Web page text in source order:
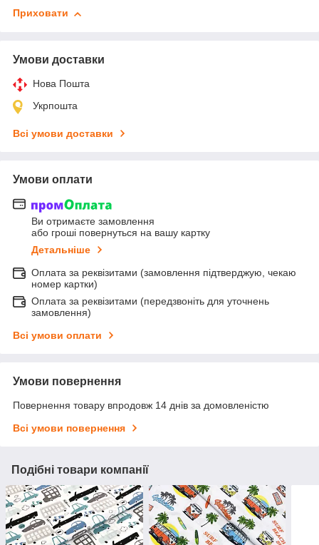
Приховати
Умови доставки
Нова Пошта
Укрпошта
Всі умови доставки
Умови оплати
Ви отримаєте замовлення
або гроші повернуться на вашу картку
Детальніше
Оплата за реквізитами (замовлення підтверджую, чекаю
номер картки)
Оплата за реквізитами (передзвоніть для уточнень
замовлення)
Всі умови оплати
Умови повернення
Повернення товару впродовж 14 днів за домовленістю
Всі умови повернення
Подібні товари компанії